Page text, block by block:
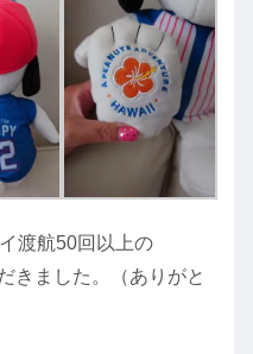
渡航50回以上の
きました。（ありがと